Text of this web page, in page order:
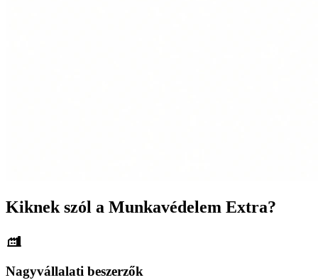
Kiknek szól a Munkavédelem Extra?
Nagyvállalati beszerzők